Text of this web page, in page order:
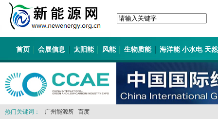
首页 会展信息 太阳能 风能 生物质能 海洋能 小水电 天
热门关键词： 广州能源所 百度